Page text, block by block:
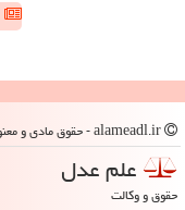
علم عدل
حقوق و وکالت